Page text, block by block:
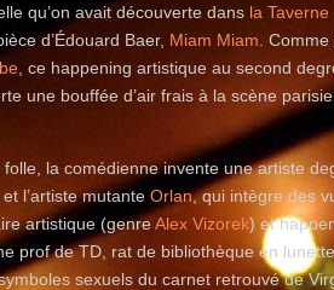
qu’on avait découverte dans la Taverne
d’Édouard Baer, Miam Miam .
, ce happening artistique au second
une bouffée d’air frais à la scène
la comédienne invente une artiste
et l’artiste mutante Orlan, qui intègre des
artistique (genreAlex Vizorek) et
prof de TD, rat de bibliothèque en
sexuels du carnet retrouvé de